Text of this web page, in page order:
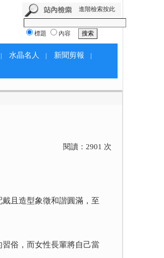
進階檢索按此
標題 內容
| 水晶名人 | 新聞剪報 |
閱讀： 2901 次
且造型象徵和諧圓滿，至
俗，而女性長輩將自己當